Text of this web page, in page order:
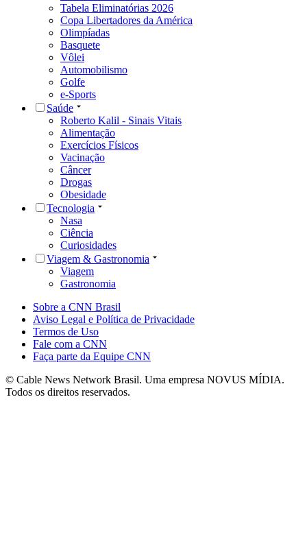
Tabela Eliminatórias 2026
Copa Libertadores da América
Olimpíadas
Basquete
Vôlei
Automobilismo
Golfe
e-Sports
Saúde
Roberto Kalil - Sinais Vitais
Alimentação
Exercícios Físicos
Vacinação
Câncer
Drogas
Obesidade
Tecnologia
Nasa
Ciência
Curiosidades
Viagem & Gastronomia
Viagem
Gastronomia
Sobre a CNN Brasil
Aviso Legal e Política de Privacidade
Termos de Uso
Fale com a CNN
Faça parte da Equipe CNN
© Cable News Network Brasil. Uma empresa NOVUS MÍDIA.
Todos os direitos reservados.